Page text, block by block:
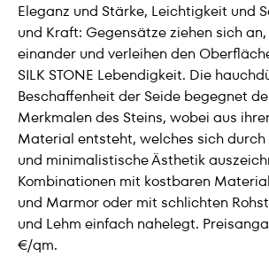
Eleganz und Stärke, Leichtigkeit und
und Kraft: Gegensätze ziehen sich
einander und verleihen den
SILK STONE Lebendigkeit. Die
Beschaffenheit der Seide begegnet
Merkmalen des Steins, wobei aus
Material entsteht, welches sich
und minimalistische Ästhetik
Kombinationen mit kostbaren
und Marmor oder mit schlichten
und Lehm einfach nahelegt.
€/qm.